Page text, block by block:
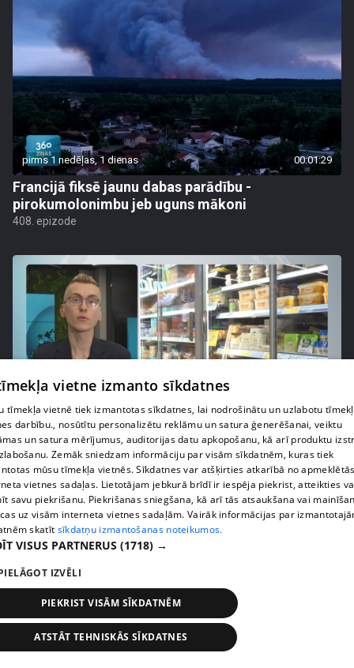
pirms 1 nedēļas, 1 dienas 00:01:29
Francijā fiksē jaunu dabas parādību -
pirokumolonimbu jeb uguns mākoni
408. epizode
pirms 1 nedēļas, 1 dienas 00:03:37
Pārtiku pērkam vairāk, bet vai “zemo cenu grozs”
tiešām samazina kopējo čeku?
408. epizode
vietne izmanto sīkdatnes
tīmekļa vietnē tiek izmantotas sīkdatnes, lai nodrošinātu un uzlabotu
darbību., nosūtītu personalizētu reklāmu un satura ģenerēšanai, veiktu
un satura mērījumus, auditorijas datu apkopošanu, kā arī produktu
Zemāk sniedzam informāciju par visām sīkdatnēm, kuras tiek
mūsu tīmekļa vietnēs. Sīkdatnes var atšķirties atkarībā no
vietnes sadaļas. Lietotājam jebkurā brīdī ir iespēja piekrist, atteikties
savu piekrišanu. Piekrišanas sniegšana, kā arī tās atsaukšana vai
uz visām interneta vietnes sadaļām. Vairāk informācijas par
skatīt sīkdatņu izmantošanas noteikumos.
VISUS PARTNERUS (1718) →
IZVĒLI
PIEKRIST VISĀM SĪKDATNĒM
ATSTĀT TEHNISKĀS SĪKDATNES